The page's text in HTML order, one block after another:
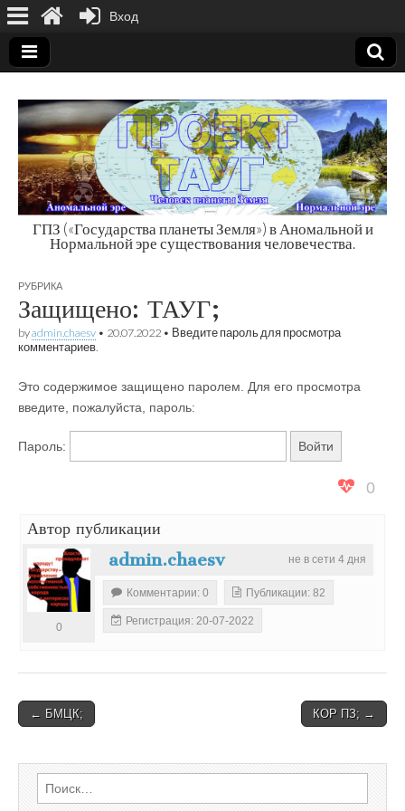
Государства
планеты Земля
ГПЗ («Государства планеты Земля») в Аномальной и
Нормальной эре существования человечества.
РУБРИКА
Защищено: ТАУГ;
byadmin.chaesv • 20.07.2022 • Введите пароль для просмотра
комментариев.
Это содержимое защищено паролем. Для его просмотра
введите, пожалуйста, пароль:
Пароль:
0
Автор публикации
не в сети 4 дня
admin.chaesv
0
Комментарии: 0 Публикации: 82
Регистрация: 20-07-2022
Post
← БМЦК; КОР ПЗ; →
Найти:
Вход